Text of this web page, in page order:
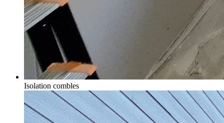
Isolation combles